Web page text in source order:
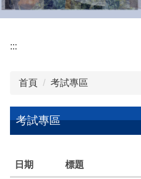
:::
首頁 考試專區
考試專區
日期 標題